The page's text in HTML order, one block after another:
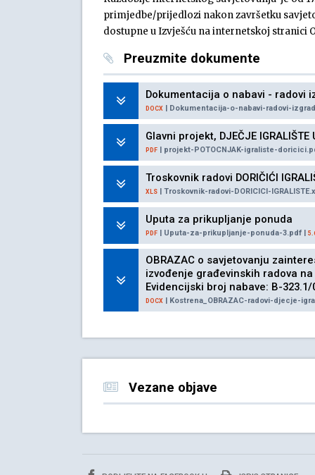
primjedbe/prijedlozi nakon završetku
dostupne u Izvješću na internetskoj stranici
Preuzmite dokumente
Dokumentacija o nabavi - radovi
DOCX | Dokumentacija-o-nabavi-radovi-
Glavni projekt, DJEČJE IGRALIŠTE
PDF | projekt-POTOCNJAK-igraliste-
Troskovnik radovi DORIČIĆI
XLS | Troskovnik-radovi-DORICICI-
Uputa za prikupljanje ponuda
PDF | Uputa-za-prikupljanje-ponuda-3.pdf |
OBRAZAC o savjetovanju
izvođenje građevinskih radova
Evidencijski broj nabave: B-323.1/
DOCX | Kostrena_OBRAZAC-radovi-djecje-
Vezane objave